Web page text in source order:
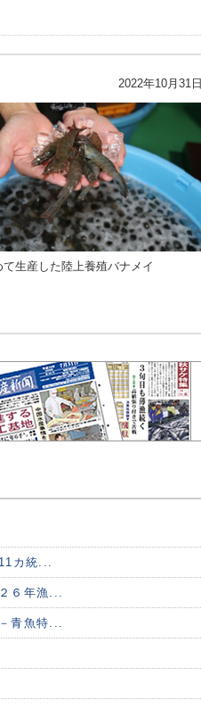
2022年10月31日
て生産した陸上養殖バナメイ
カ統...
６年漁...
青魚特...